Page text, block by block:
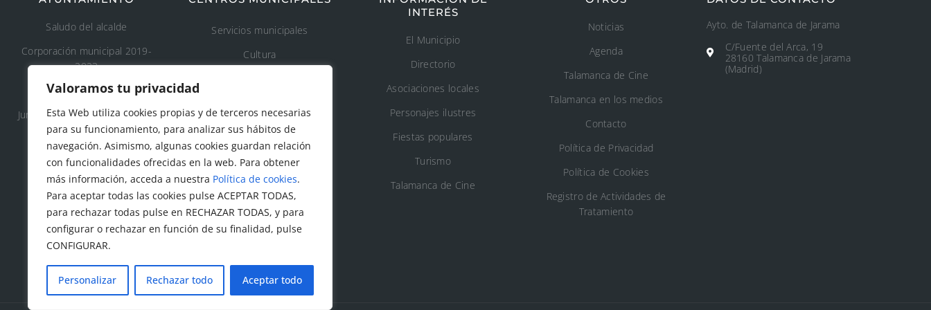
Valoramos tu privacidad
Esta Web utiliza cookies propias y de terceros necesarias
para su funcionamiento, para analizar sus hábitos de
navegación. Asimismo, algunas cookies guardan relación
con funcionalidades ofrecidas en la web. Para obtener
más información, acceda a nuestra Política de cookies.
Para aceptar todas las cookies pulse ACEPTAR TODAS,
para rechazar todas pulse en RECHAZAR TODAS, y para
configurar o rechazar en función de su finalidad, pulse
CONFIGURAR.
Personalizar Rechazar todo Aceptar todo
Saludo del alcalde
Corporación municipal 2019-
2023
Concejalía 2019-2023
Junta de Gobierno Local 2019-
2023
Servicios municipales
Cultura
Áreas recreativas
Medio ambiente
Tanatorio y cementerio
municipal
Protección civil
INTERÉS
El Municipio
Directorio
Asociaciones locales
Personajes ilustres
Fiestas populares
Turismo
Talamanca de Cine
Noticias
Agenda
Talamanca de Cine
Talamanca en los medios
Contacto
Política de Privacidad
Política de Cookies
Registro de Actividades de
Tratamiento
Ayto. de Talamanca de Jarama
C/Fuente del Arca, 19
28160 Talamanca de Jarama
(Madrid)